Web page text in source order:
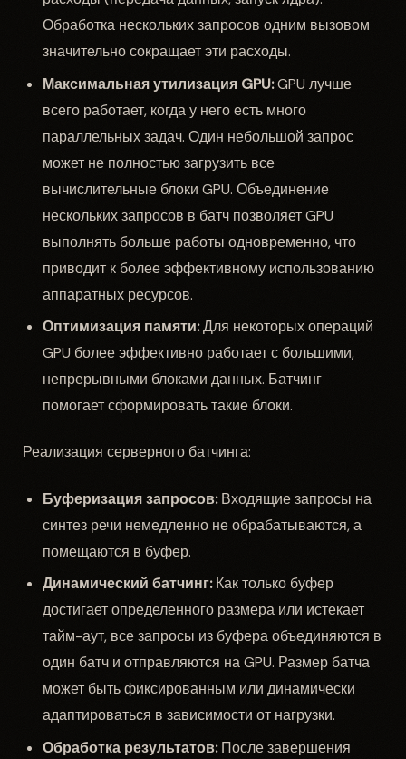
Обработка нескольких запросов одним вызовом
значительно сокращает эти расходы.
Максимальная утилизация GPU:GPU лучше
всего работает, когда у него есть много
параллельных задач. Один небольшой запрос
может не полностью загрузить все
вычислительные блоки GPU. Объединение
нескольких запросов в батч позволяет GPU
выполнять больше работы одновременно, что
приводит к более эффективному использованию
аппаратных ресурсов.
Оптимизация памяти:Для некоторых операций
GPU более эффективно работает с большими,
непрерывными блоками данных. Батчинг
помогает сформировать такие блоки.
Реализация серверного батчинга:
Буферизация запросов:Входящие запросы на
синтез речи немедленно не обрабатываются, а
помещаются в буфер.
Динамический батчинг:Как только буфер
достигает определенного размера или истекает
тайм-аут, все запросы из буфера объединяются в
один батч и отправляются на GPU. Размер батча
может быть фиксированным или динамически
адаптироваться в зависимости от нагрузки.
Обработка результатов:После завершения